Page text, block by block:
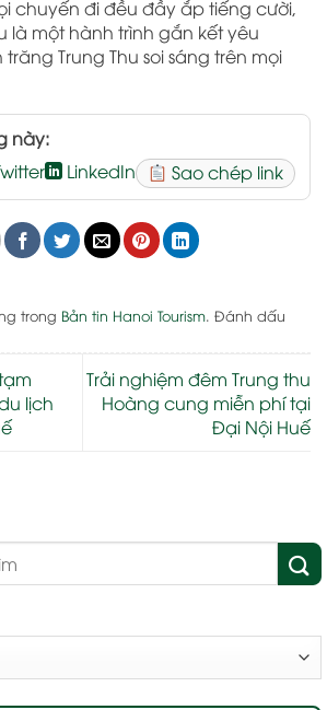
chuyến đi đều đầy ắp tiếng cười,
là một hành trình gắn kết yêu
Trung Thu soi sáng trên mọi
này:
LinkedIn Sao chép link
trong Bản tin Hanoi Tourism. Đánh dấu
lịch
Trải nghiệm đêm Trung thu
Hoàng cung miễn phí tại
Đại Nội Huế